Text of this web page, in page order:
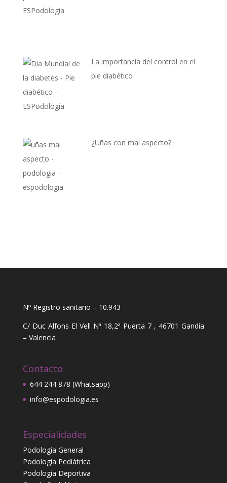
La importancia del control en el
pie diabético
¿Uñas con mal aspecto?
Nº Registro sanitario – 10.943
C/ Duc Alfons El Vell Nª 18,2ª Puerta 7 , 46701 Gandía
– Valencia
Contacto
644 244 878 (Whatsapp)
info@espodologia.es
Especialidades
Podología General
Podología Pediátrica
Podología Deportiva